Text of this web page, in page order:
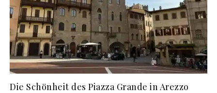
Die Schönheit des Piazza Grande in Arezzo